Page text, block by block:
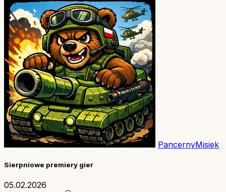
PancernyMisiek
Sierpniowe premiery gier
05.02.2026